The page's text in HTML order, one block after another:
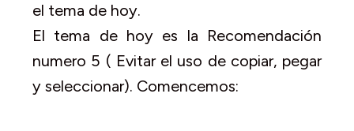
el tema de hoy.
El tema de hoy es la Recomendación
numero 5 ( Evitar el uso de copiar, pegar
y seleccionar). Comencemos: